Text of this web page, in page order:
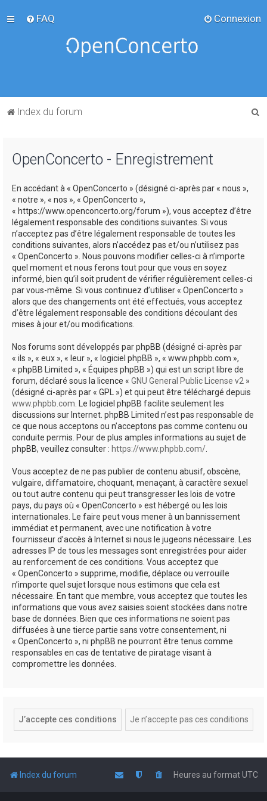
FAQ Connexion
Index du forum
OpenConcerto - Enregistrement
En accédant à « OpenConcerto » (désigné ci-après par « nous »,
« notre », « nos », « OpenConcerto »,
« https://www.openconcerto.org/forum »), vous acceptez d’être
légalement responsable des conditions suivantes. Si vous
n’acceptez pas d’être légalement responsable de toutes les
conditions suivantes, alors n’accédez pas et/ou n’utilisez pas
« OpenConcerto ». Nous pouvons modifier celles-ci à n’importe
quel moment et nous ferons tout pour que vous en soyez
informé, bien qu’il soit prudent de vérifier régulièrement celles-ci
par vous-même. Si vous continuez d’utiliser « OpenConcerto »
alors que des changements ont été effectués, vous acceptez
d’être légalement responsable des conditions découlant des
mises à jour et/ou modifications.
Nos forums sont développés par phpBB (désigné ci-après par
« ils », « eux », « leur », « logiciel phpBB », « www.phpbb.com »,
« phpBB Limited », « Équipes phpBB ») qui est un script libre de
forum, déclaré sous la licence « GNU General Public License v2 »
(désigné ci-après par « GPL ») et qui peut être téléchargé depuis
www.phpbb.com. Le logiciel phpBB facilite seulement les
discussions sur Internet. phpBB Limited n’est pas responsable de
ce que nous acceptons ou n’acceptons pas comme contenu ou
conduite permis. Pour de plus amples informations au sujet de
phpBB, veuillez consulter : https://www.phpbb.com/.
Vous acceptez de ne pas publier de contenu abusif, obscène,
vulgaire, diffamatoire, choquant, menaçant, à caractère sexuel
ou tout autre contenu qui peut transgresser les lois de votre
pays, du pays où « OpenConcerto » est hébergé ou les lois
internationales. Le faire peut vous mener à un bannissement
immédiat et permanent, avec une notification à votre
fournisseur d’accès à Internet si nous le jugeons nécessaire. Les
adresses IP de tous les messages sont enregistrées pour aider
au renforcement de ces conditions. Vous acceptez que
« OpenConcerto » supprime, modifie, déplace ou verrouille
n’importe quel sujet lorsque nous estimons que cela est
nécessaire. En tant que membre, vous acceptez que toutes les
informations que vous avez saisies soient stockées dans notre
base de données. Bien que ces informations ne soient pas
diffusées à une tierce partie sans votre consentement, ni
« OpenConcerto », ni phpBB ne pourront être tenus comme
responsables en cas de tentative de piratage visant à
compromettre les données.
Index du forum Heures au formatUTC